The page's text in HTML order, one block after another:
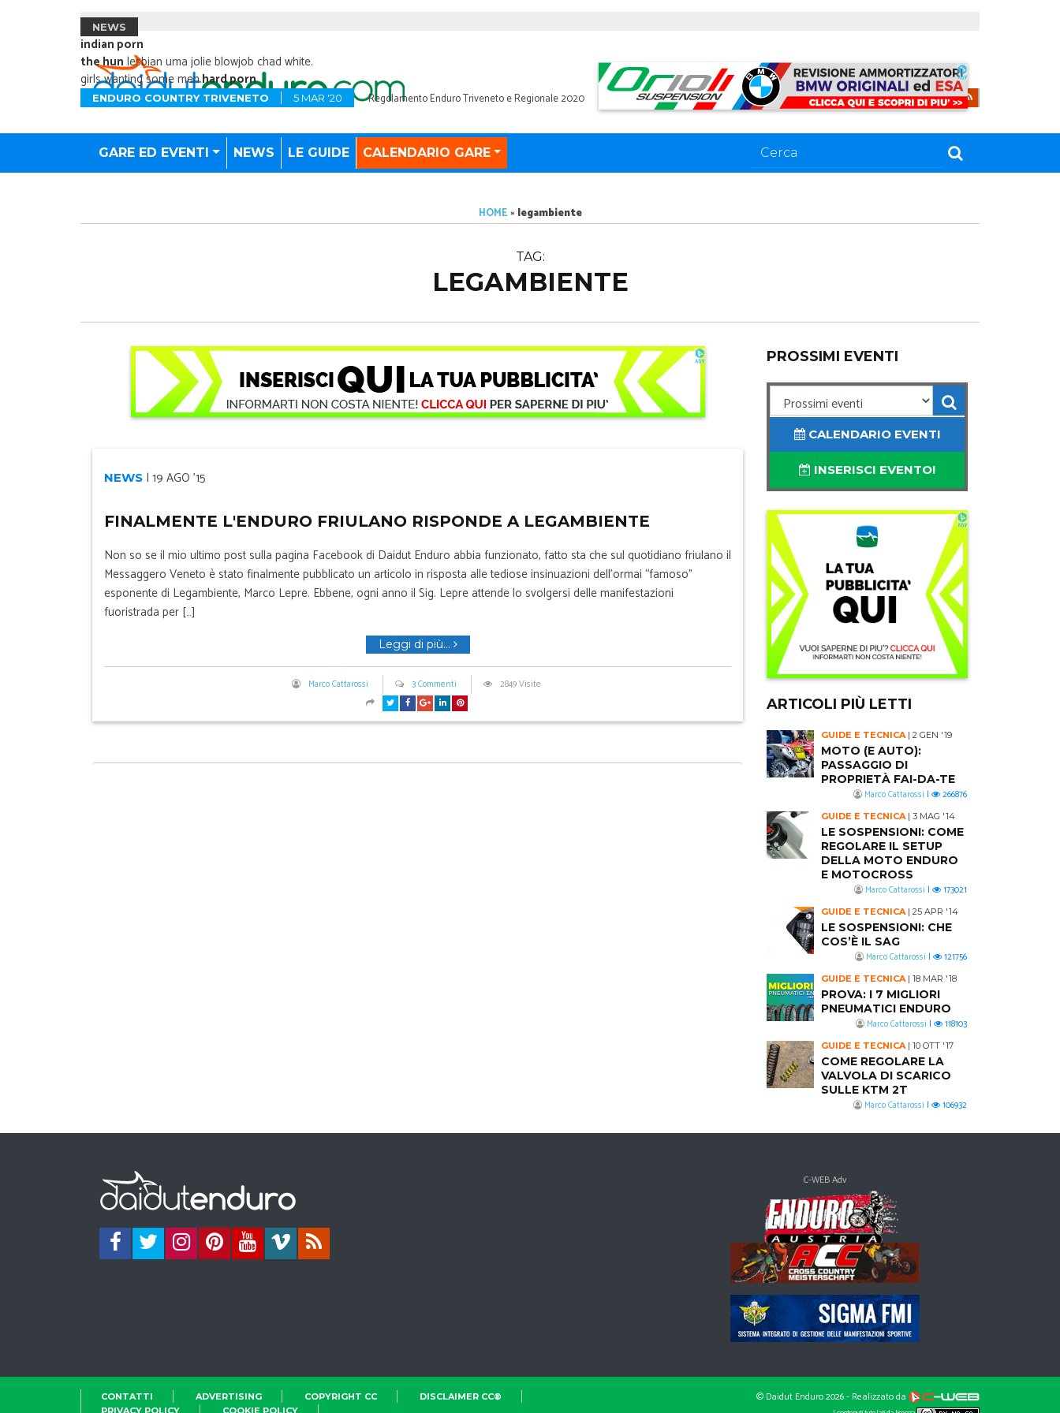
NEWS
indian porn
the hunlesbian uma jolie blowjob chad white.
girls wanting some men.hard porn
ENDURO COUNTRY TRIVENETO 5 MAR '20 Regolamento Enduro Triveneto e Regionale 2020
GARE ED EVENTI NEWS LE GUIDE CALENDARIO GARE
HOME» legambiente
TAG:
LEGAMBIENTE
NEWS | 19 AGO '15
FINALMENTE L'ENDURO FRIULANO RISPONDE A LEGAMBIENTE
Non so se il mio ultimo post sulla pagina Facebook di Daidut Enduro abbia funzionato, fatto sta che sul quotidiano friulano il
Messaggero Veneto è stato finalmente pubblicato un articolo in risposta alle tediose insinuazioni dell’ormai “famoso”
esponente di Legambiente, Marco Lepre. Ebbene, ogni anno il Sig. Lepre attende lo svolgersi delle manifestazioni
fuoristrada per […]
Leggi di più...
Marco Cattarossi 3 Commenti 2849 Visite
PROSSIMI EVENTI
CALENDARIO EVENTI
INSERISCI EVENTO!
ARTICOLI PIÙ LETTI
GUIDE E TECNICA | 2 GEN '19
MOTO (E AUTO):
PASSAGGIO DI
PROPRIETÀ FAI-DA-TE
Marco Cattarossi | 266876
GUIDE E TECNICA | 3 MAG '14
LE SOSPENSIONI: COME
REGOLARE IL SETUP
DELLA MOTO ENDURO
E MOTOCROSS
Marco Cattarossi | 173021
GUIDE E TECNICA | 25 APR '14
LE SOSPENSIONI: CHE
COS’È IL SAG
Marco Cattarossi | 121756
GUIDE E TECNICA | 18 MAR '18
PROVA: I 7 MIGLIORI
PNEUMATICI ENDURO
Marco Cattarossi | 118103
GUIDE E TECNICA | 10 OTT '17
COME REGOLARE LA
VALVOLA DI SCARICO
SULLE KTM 2T
Marco Cattarossi | 106932
C-WEB Adv
CONTATTI ADVERTISING COPYRIGHT CC
DISCLAIMER CC®
PRIVACY POLICY
COOKIE POLICY
© Daidut Enduro 2026 - Realizzato da